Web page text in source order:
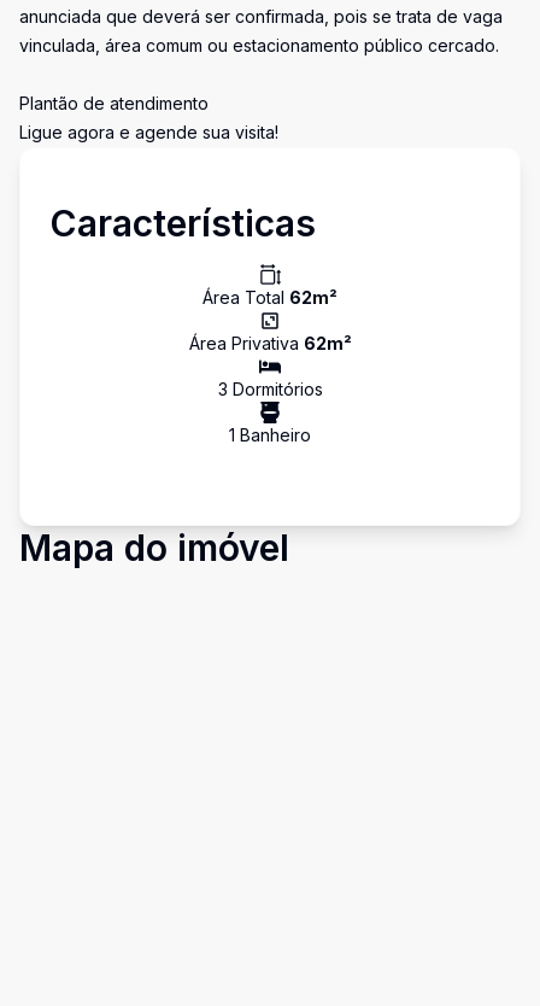
anunciada que deverá ser confirmada, pois se trata de vaga
vinculada, área comum ou estacionamento público cercado.
Plantão de atendimento
Ligue agora e agende sua visita!
Características
Área Total 62m²
Área Privativa 62m²
3 Dormitórios
1 Banheiro
Mapa do imóvel